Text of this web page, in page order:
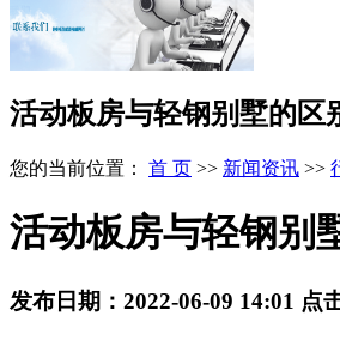
活动板房与轻钢别墅的区
您的当前位置： 首 页 >> 新闻资讯 >>
活动板房与轻钢别
发布日期： 2022-06-09 14:01 点